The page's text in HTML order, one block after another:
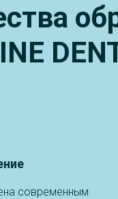
современным